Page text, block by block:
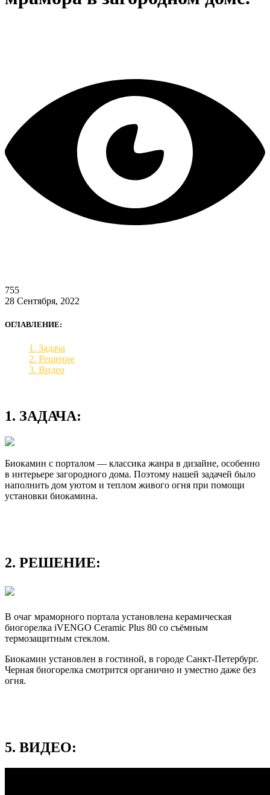
755
28 Сентября, 2022
ОГЛАВЛЕНИЕ:
1. Задача
2. Решение
3. Видео
1. ЗАДАЧА:
Биокамин с порталом — классика жанра в дизайне, особенно
в интерьере загородного дома. Поэтому нашей задачей было
наполнить дом уютом и теплом живого огня при помощи
установки биокамина.
2. РЕШЕНИЕ:
В очаг мраморного портала установлена керамическая
биогорелка iVENGO Ceramic Plus 80 со съёмным
термозащитным стеклом.
Биокамин установлен в гостиной, в городе Санкт-Петербург.
Черная биогорелка смотрится органично и уместно даже без
огня.
5. ВИДЕО: